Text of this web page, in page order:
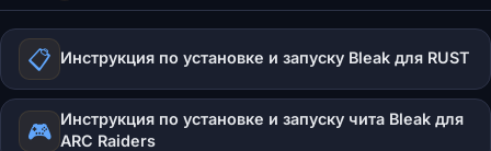
📋 Инструкция по установке и запуску Bleak для RUST
🎮 Инструкция по установке и запуску чита Bleak для
ARC Raiders